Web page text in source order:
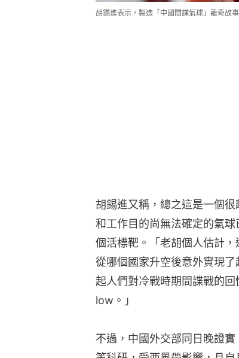
胡錫進表示，製造「中國間諜氣球」離奇故
等科研，受西風帶影響，且
線。」並稱，中方對飛艇因
保持溝通，妥善處理這次因
隨後，胡錫進再次發文稱，「
講政治，飛艇又非無人機，被
害。」